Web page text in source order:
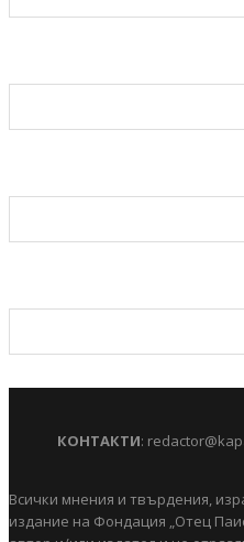
КОНТАКТИ:
Всички мнения и твърдения,
издание на Фондация „Отец